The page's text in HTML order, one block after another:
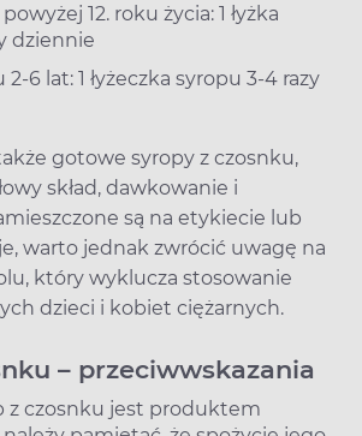
12. roku życia: 1 łyżka
dziennie
6 lat: 1 łyżeczka syropu 3-4 razy
gotowe syropy z czosnku,
skład, dawkowanie i
są na etykiecie lub
warto jednak zwrócić uwagę na
który wyklucza stosowanie
dzieci i kobiet ciężarnych.
– przeciwwskazania
z czosnku jest produktem